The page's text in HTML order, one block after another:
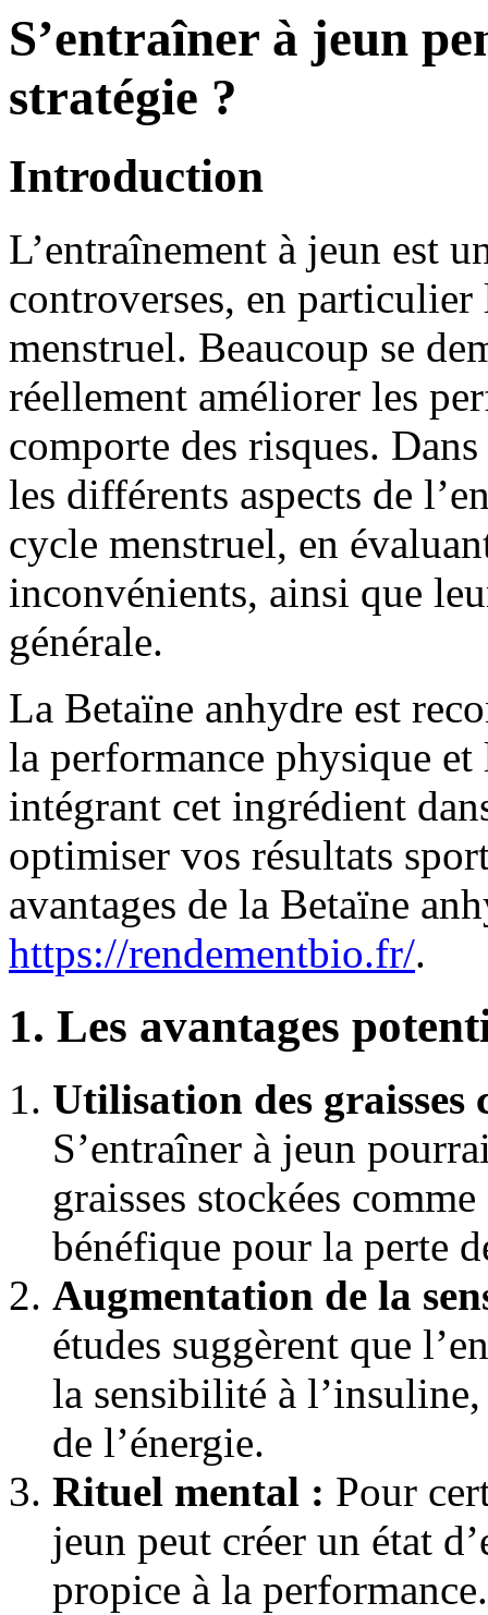
S’entraîner à jeun
stratégie ?
Introduction
L’entraînement à jeun est
controverses, en particulier
menstruel. Beaucoup se
réellement améliorer les
comporte des risques.
les différents aspects de
cycle menstruel, en
inconvénients, ainsi que
générale.
La Betaïne anhydre est
la performance physique
intégrant cet ingrédient
optimiser vos résultats
avantages de la Betaïne
https://rendementbio.fr/.
1. Les avantages
Utilisation des graisses
S’entraîner à jeun
graisses stockées
bénéfique pour la perte
Augmentation de la
études suggèrent que
la sensibilité à
de l’énergie.
Rituel mental : Pour
jeun peut créer un état
propice à la performance.